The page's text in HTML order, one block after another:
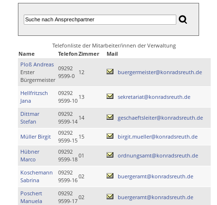
Telefonliste der Mitarbeiter/innen der Verwaltung
Name
TelefonZimmer
Mail
Ploß Andreas
Erster
Bürgermeister
09292
9599-0
12 buergermeister@konradsreuth.de
Hellfritzsch
Jana
09292
9599-10
13 sekretariat@konradsreuth.de
Dittmar
Stefan
09292
9599-14
14 geschaeftsleiter@konradsreuth.de
Müller Birgit
09292
9599-15
15 birgit.mueller@konradsreuth.de
Hübner
Marco
09292
9599-18
01 ordnungsamt@konradsreuth.de
Koschemann
Sabrina
09292
9599-16
02 buergeramt@konradsreuth.de
Poschert
Manuela
09292
9599-17
02 buergeramt@konradsreuth.de